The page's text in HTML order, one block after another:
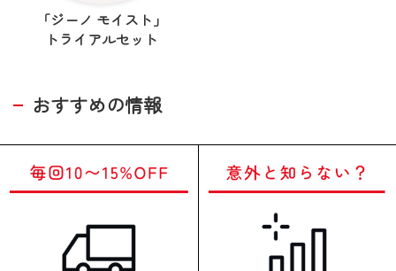
「ジーノ モイスト」
トライアルセット
おすすめの情報